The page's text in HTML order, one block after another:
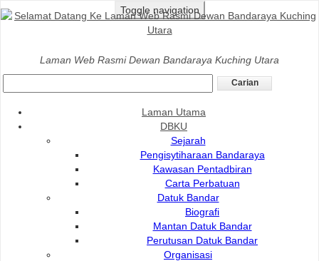
Toggle navigation
Laman Web Rasmi Dewan Bandaraya Kuching Utara
Laman Utama
DBKU
Sejarah
Pengisytiharaan Bandaraya
Kawasan Pentadbiran
Carta Perbatuan
Datuk Bandar
Biografi
Mantan Datuk Bandar
Perutusan Datuk Bandar
Organisasi
Laman Utama>Perkhidmatan >Pembayaran
Pembayaran